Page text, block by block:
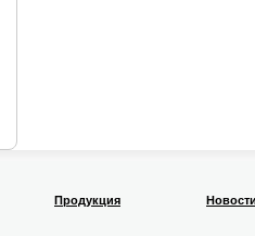
Продукция